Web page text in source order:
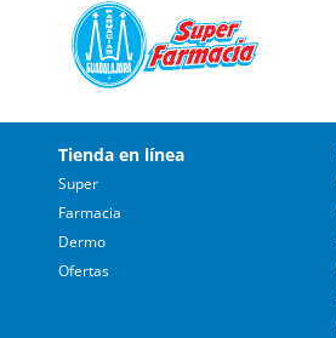
Tienda en línea
Super
Farmacia
Dermo
Ofertas